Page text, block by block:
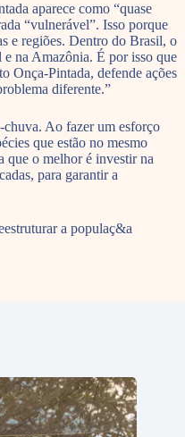
aparece como “quase
“vulnerável”. Isso porque
e regiões. Dentro do Brasil, o
na Amazônia. É por isso que
Onça-Pintada, defende ações
diferente.”
chuva. Ao fazer um esforço
que estão no mesmo
que o melhor é investir na
para garantir a
a populaç&a